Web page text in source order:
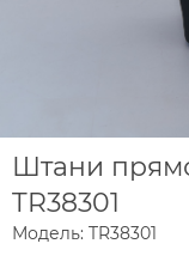
Штани
TR38301
Модель: TR38301